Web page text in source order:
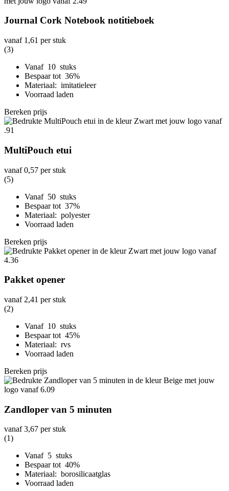
Journal Cork Notebook notitieboek
vanaf 1,61 per stuk
(3)
Vanaf 10 stuks
Bespaar tot 36%
Materiaal: imitatieleer
Voorraad laden
Bereken prijs
MultiPouch etui
vanaf0,57 per stuk
(5)
Vanaf 50 stuks
Bespaar tot 37%
Materiaal: polyester
Voorraad laden
Bereken prijs
Pakket opener
vanaf 2,41 per stuk
(2)
Vanaf 10 stuks
Bespaar tot 45%
Materiaal: rvs
Voorraad laden
Bereken prijs
Zandloper van 5 minuten
vanaf3,67 per stuk
(1)
Vanaf 5 stuks
Bespaar tot 40%
Materiaal: borosilicaatglas
Voorraad laden